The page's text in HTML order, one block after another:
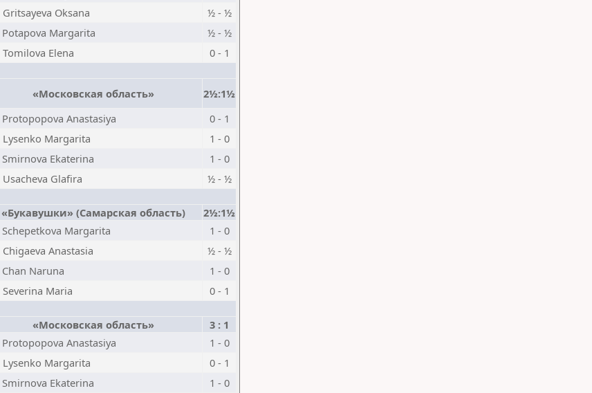
Gritsayeva Oksana
½ - ½
Potapova Margarita
½ - ½
Tomilova Elena
0 - 1
«Московская область»
2½:1½
Protopopova Anastasiya
0 - 1
Lysenko Margarita
1 - 0
Smirnova Ekaterina
1 - 0
Usacheva Glafira
½ - ½
«Букавушки» (Самарская область)
2½:1½
Schepetkova Margarita
1 - 0
Chigaeva Anastasia
½ - ½
Chan Naruna
1 - 0
Severina Maria
0 - 1
«Московская область»
3 : 1
Protopopova Anastasiya
1 - 0
Lysenko Margarita
0 - 1
Smirnova Ekaterina 1 - 0